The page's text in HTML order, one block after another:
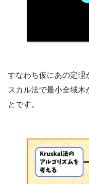
すなわち仮にあの定理
スカル法で最小全域木
とです。